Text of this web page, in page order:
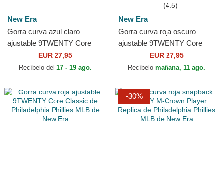
New Era
Gorra curva azul claro
ajustable 9TWENTY Core
Classic de Philadelphia
Phillies MLB de New Era
EUR 27,95
Recíbelo del 17 - 19 ago.
(4.5)
New Era
Gorra curva roja oscuro
ajustable 9TWENTY Core
Classic de Philadelphia
Phillies MLB de New Era
EUR 27,95
Recíbelo mañana, 11 ago.
-30%